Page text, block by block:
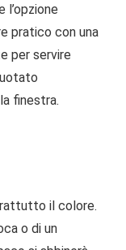
l’opzione
pratico con una
per servire
finestra.
il colore.
o di un